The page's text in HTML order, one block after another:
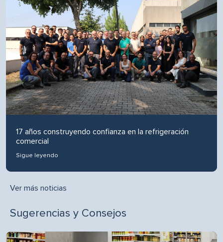
17 años construyendo confianza en la refrigeración
comercial
Sigue leyendo
Ver más noticias
Sugerencias y Consejos